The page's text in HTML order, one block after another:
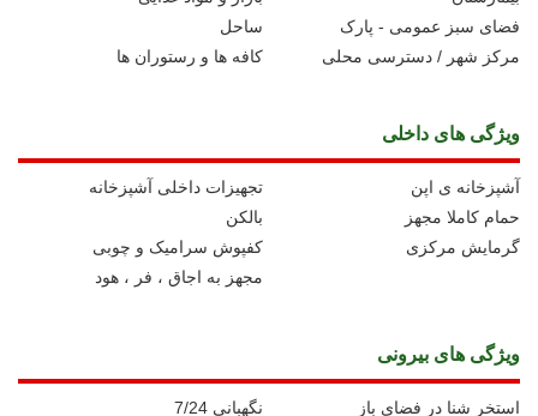
ساحل
فضای سبز عمومی - پارک
کافه ها و رستوران ها
مرکز شهر / دسترسی محلی
ویژگی های داخلی
تجهیزات داخلی آشپزخانه
آشپزخانه ی اپن
بالکن
حمام کاملا مجهز
کفپوش سرامیک و چوبی
گرمایش مرکزی
مجهز به اجاق ، فر ، هود
ویژگی های بیرونی
نگهبانی 7/24
استخر شنا در فضای باز